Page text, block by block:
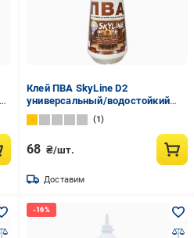
Клей ПВА SkyLine D2
универсальный/водостойкий
0,25 кг
1
68 ₴/шт.
Доставим